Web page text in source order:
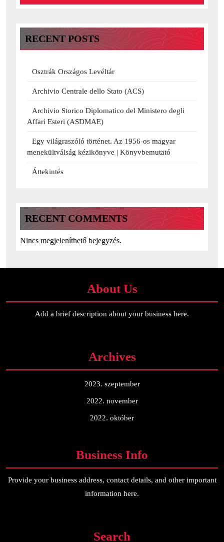
RECENT POSTS
Osztrák Országos Levéltár
Archivio Centrale dello Stato (ACS)
Archivio Storico Diplomatico del Ministero degli
Affari Esteri (ASDMAE)
Egy világraszóló történet. Az 1956-os magyar
menekültválság kézikönyve | Könyvbemutató
Áttekintés
RECENT COMMENTS
Nincs megjeleníthető bejegyzés.
About Us
Add a brief description about your business here.
Archives
2023. szeptember
2022. november
2022. október
Business Info
Provide your business address, contact details, and other important
information here.
Search